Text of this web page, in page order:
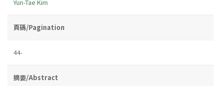
Yun-Tae Kim
頁碼/Pagination
44-
摘要/Abstract